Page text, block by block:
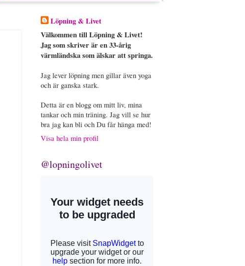
Löpning & Livet
Välkommen till Löpning & Livet!
Jag som skriver är en 33-årig
värmländska som älskar att springa.
Jag lever löpning men gillar även yoga
och är ganska stark.
Detta är en blogg om mitt liv, mina
tankar och min träning. Jag vill se hur
bra jag kan bli och Du får hänga med!
Visa hela min profil
@lopningolivet